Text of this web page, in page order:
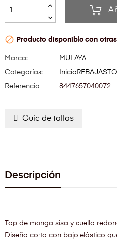
 Producto disponible con
Marca:
MULAYA
Categorías:
Inicio REBAJAS
Referencia
8447657040072
Guia de tallas
Descripción
Top de manga sisa y cuello
Diseño corto con bajo elástico